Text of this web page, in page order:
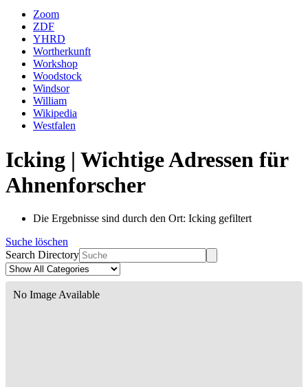
Zoom
ZDF
YHRD
Wortherkunft
Workshop
Woodstock
Windsor
William
Wikipedia
Westfalen
Icking | Wichtige Adressen für
Ahnenforscher
Die Ergebnisse sind durch den Ort: Icking gefiltert
Suche löschen
Search Directory
No Image Available